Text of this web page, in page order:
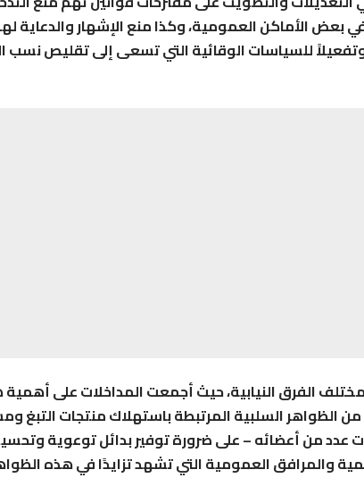
بعض الأماكن العمومية، وكذا منع الإشهار والدعاية
وتفعيلاً للسياسات الوقائية التي تسعى إلى تقليص
الفرق النيابية، حيث أجمعت المداخلات على
الظواهر السلبية المرتبطة باستهلاك منتجات التبغ
عدد من أعضائه – على ضرورة توفير بدائل توعوية
والمرافق العمومية التي تشهد تزايدًا في هذه